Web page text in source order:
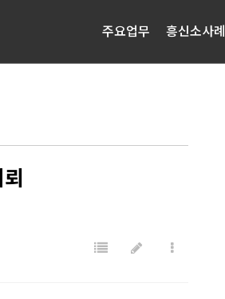
주요업무 흥신소사례